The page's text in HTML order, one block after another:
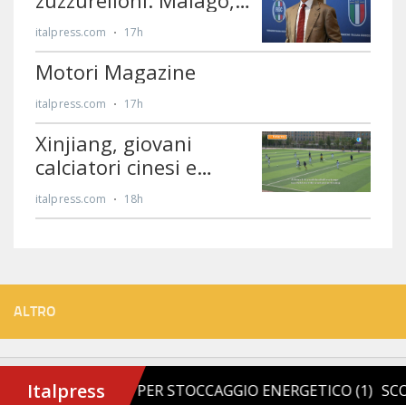
ALTRO